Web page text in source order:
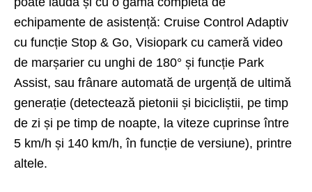
echipamente de asistență: Cruise Control Adaptiv
cu funcție Stop & Go, Visiopark cu cameră video
de marșarier cu unghi de 180° și funcție Park
Assist, sau frânare automată de urgență de ultimă
generație (detectează pietonii și bicicliștii, pe timp
de zi și pe timp de noapte, la viteze cuprinse între
5 km/h și 140 km/h, în funcție de versiune), printre
altele.